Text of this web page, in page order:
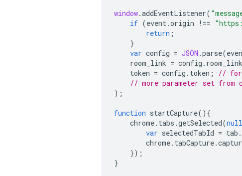
window.addEventListener(
if (event.origin !==
return ;
}
var config = JSON .parse(
room_link = config . room_link
token = config . token ;
// for
// more parameter set from
);
function startCapture(){
chrome. tabs .getSelected(null
var selectedTabId = tab .
chrome. tabCapture.
});
}